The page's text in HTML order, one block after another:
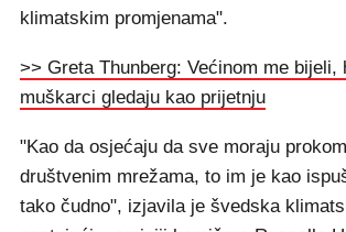
klimatskim promjenama".
>> Greta Thunberg: Većinom me bijeli,
muškarci gledaju kao prijetnju
"Kao da osjećaju da sve moraju
društvenim mrežama, to im je kao
tako čudno", izjavila je švedska